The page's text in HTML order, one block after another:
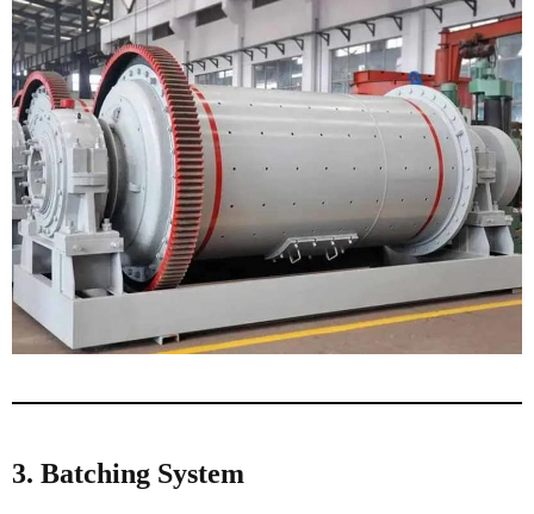
3. Batching System